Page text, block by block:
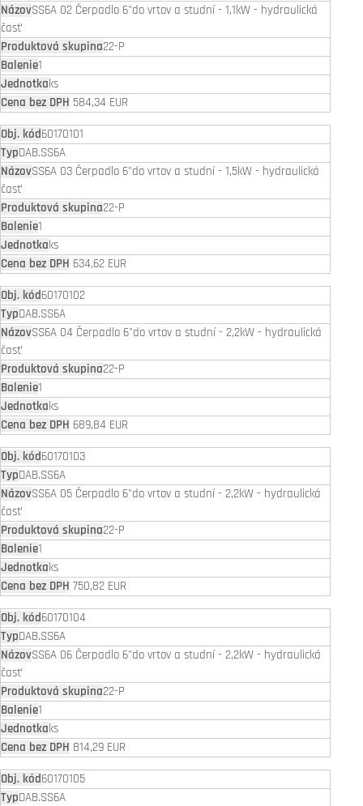
SS6A 02 Čerpadlo 6"do vrtov a studní - 1,1kW - hydraulická
časť
22-P
1
ks
584,34 EUR
60170101
DAB.SS6A
SS6A 03 Čerpadlo 6"do vrtov a studní - 1,5kW - hydraulická
časť
22-P
1
ks
634,62 EUR
60170102
DAB.SS6A
SS6A 04 Čerpadlo 6"do vrtov a studní - 2,2kW - hydraulická
časť
22-P
1
ks
689,84 EUR
60170103
DAB.SS6A
SS6A 05 Čerpadlo 6"do vrtov a studní - 2,2kW - hydraulická
časť
22-P
1
ks
750,82 EUR
60170104
DAB.SS6A
SS6A 06 Čerpadlo 6"do vrtov a studní - 2,2kW - hydraulická
časť
22-P
1
ks
814,29 EUR
60170105
DAB.SS6A